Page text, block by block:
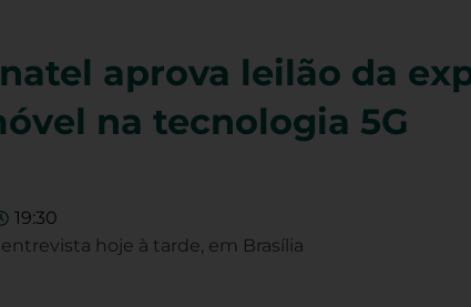
aprova leilão da
na tecnologia 5G
19:30
hoje à tarde, em Brasília